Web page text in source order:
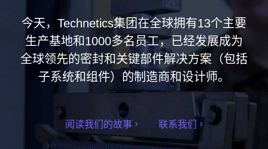
今天，Technetics集团在全球拥有13个主要
生产基地和1000多名员工，已经发展成为
全球领先的密封和关键部件解决方案（包括
子系统和组件）的制造商和设计师。
阅读我们的故事 联系我们